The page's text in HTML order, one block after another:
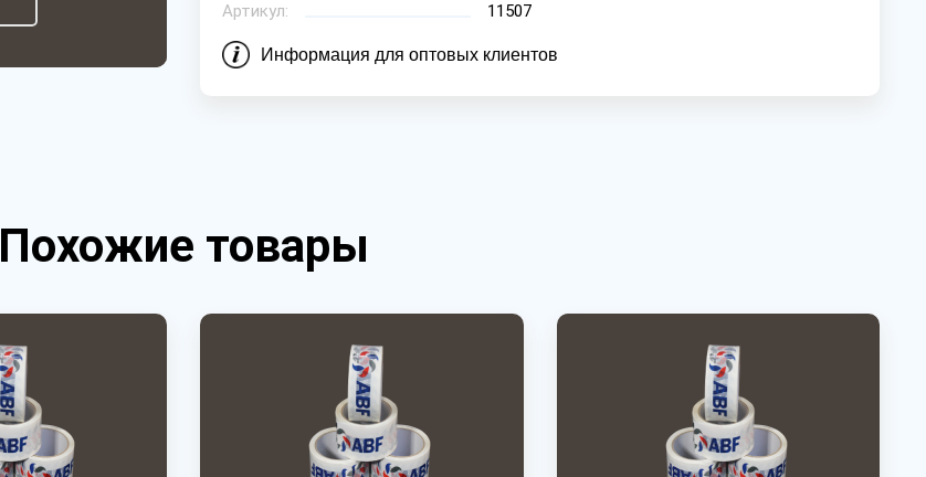
Артикул:
11507
Информация для оптовых клиентов
Похожие товары